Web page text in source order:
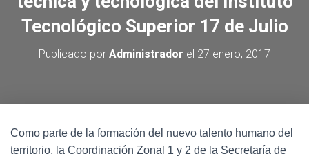
Tecnológico Superior 17 de Julio
Publicado por Administrador el 27 enero, 2017
Como parte de la formación del nuevo talento humano del
territorio, la Coordinación Zonal 1 y 2 de la Secretaría de